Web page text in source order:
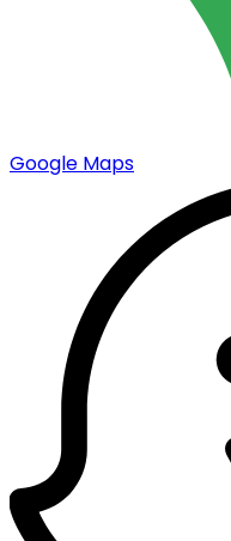
Google Maps